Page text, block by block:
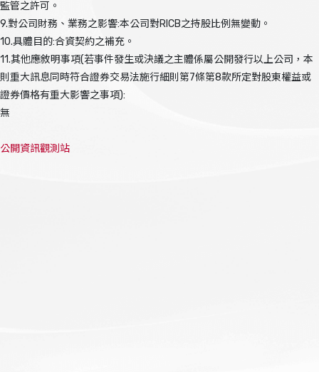
監管之許可。
9.對公司財務、業務之影響:本公司對RICB之持股比例無變動。
10.具體目的:合資契約之補充。
11.其他應敘明事項(若事件發生或決議之主體係屬公開發行以上公司，本
則重大訊息同時符合證券交易法施行細則第7條第8款所定對股東權益或
證券價格有重大影響之事項):
無
公開資訊觀測站